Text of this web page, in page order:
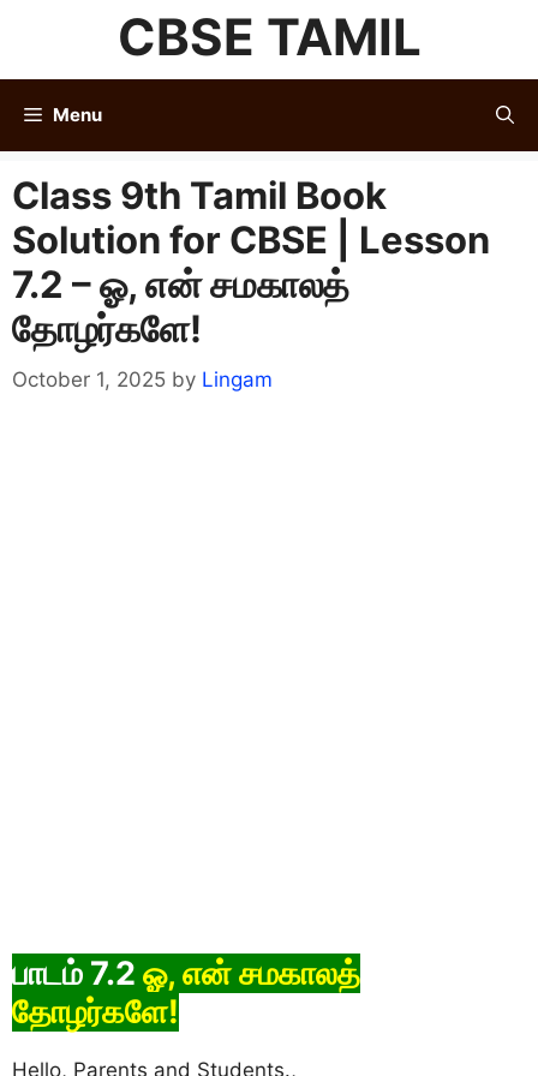
content
CBSE TAMIL
Menu
Class 9th Tamil Book
Solution for CBSE | Lesson
7.2 – ஓ, என் சமகாலத்
தாேழர்களே!
October 1, 2025 by Lingam
பாடம் 7.2 ஓ, என் சமகாலத்
தாேழர்களே!
Hello, Parents and Students.,